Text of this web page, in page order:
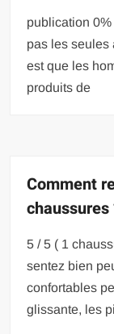
publication
pas les seules
est que les
produits de
Comment
chaussures
5 / 5 ( 1
sentez bien
confortables
glissante, les